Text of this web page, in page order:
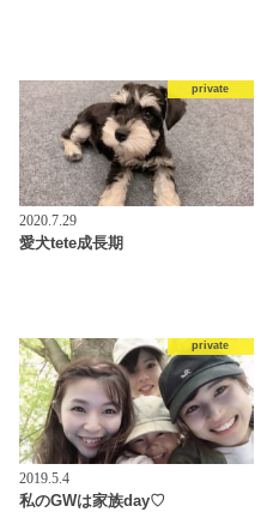
private
2020.7.29
愛犬tete成長期
private
2019.5.4
私のGWは家族day♡